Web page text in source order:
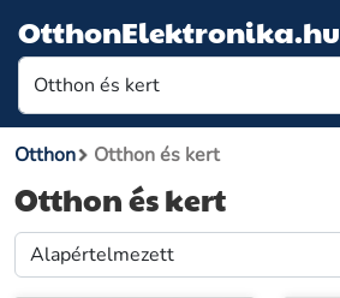
OtthonElektronika.hu
Otthon Otthon és kert
Otthon és kert